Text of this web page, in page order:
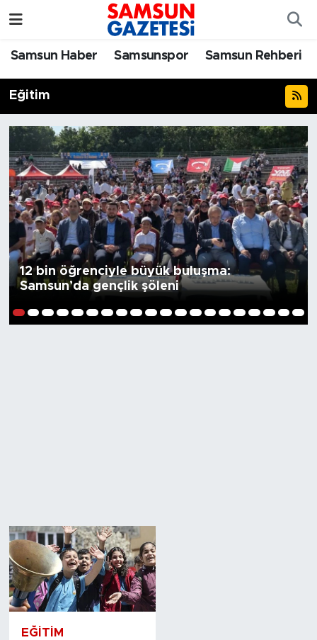
Samsun Haber Samsunspor Samsun Rehberi
Eğitim
12 bin öğrenciyle büyük buluşma:
Samsun’da gençlik şöleni
1 2 3 4 5 6 7 8 9 1011 121314151617181920
EĞITIM
Samsun Haber
Samsunspor
Samsun Rehberi
Resmi İlanlar
Samsun Nöbetçi Eczaneler
Samsun Hava Durumu
SAMSUN Namaz Vakitleri
Samsun Trafik Yoğunluk Haritası
Süper Lig Puan Durumu ve Fikstür
Tüm Manşetler
Son Dakika Haberleri
Haber Arşivi